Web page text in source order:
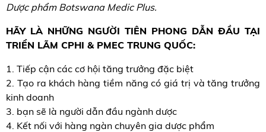
Dược phẩm Botswana Medic Plus.
HÃY LÀ NHỮNG NGƯỜI TIÊN PHONG DẪN ĐẦU TẠI
TRIỂN LÃM CPHI & PMEC TRUNG QUỐC:
1. Tiếp cận các cơ hội tăng trưởng đặc biệt
2. Tạo ra khách hàng tiềm năng có giá trị và tăng trưởng
kinh doanh
3. bạn sẽ là người dẫn đầu ngành dược
4. Kết nối với hàng ngàn chuyên gia dược phẩm